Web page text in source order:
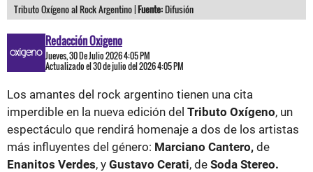
Tributo Oxígeno al Rock Argentino |Fuente:Difusión
Redacción Oxigeno
Jueves, 30 De Julio 2026 4:05 PM
Actualizado el 30 de julio del 2026 4:05 PM
Los amantes del rock argentino tienen una cita
imperdible en la nueva edición del Tributo Oxígeno, un
espectáculo que rendirá homenaje a dos de los artistas
más influyentes del género: Marciano Cantero, de
Enanitos Verdes, y Gustavo Cerati, de Soda Stereo.